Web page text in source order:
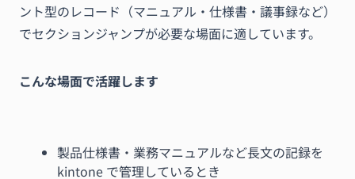
ント型のレコード（マニュアル・仕様書・議事録など）
でセクションジャンプが必要な場面に適しています。
こんな場面で活躍します
製品仕様書・業務マニュアルなど長文の記録を
kintone で管理しているとき